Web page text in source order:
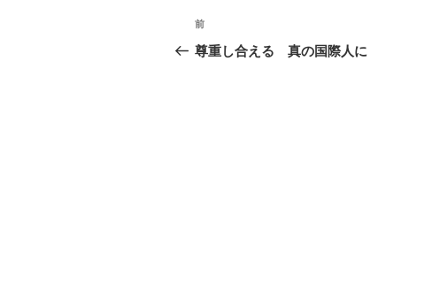
投
稿
前
の
前
尊重し合える 真の国際人に